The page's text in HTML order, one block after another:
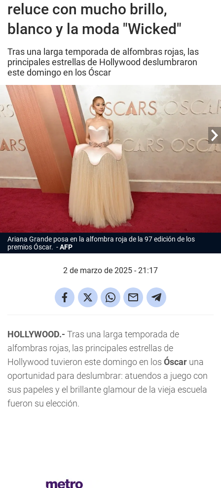
reluce con mucho brillo,
blanco y la moda "Wicked"
Tras una larga temporada de alfombras rojas, las
principales estrellas de Hollywood deslumbraron
este domingo en los Óscar
Ariana Grande posa en la alfombra roja de la 97 edición de los
premios Óscar.
AFP
2 de marzo de 2025 - 21:17
HOLLYWOOD.- Tras una larga temporada de
alfombras rojas, las principales estrellas de
Hollywood tuvieron este domingo en los Óscar una
oportunidad para deslumbrar: atuendos a juego con
sus papeles y el brillante glamour de la vieja escuela
fueron su elección.